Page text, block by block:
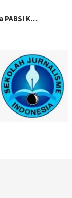
PABSI K…